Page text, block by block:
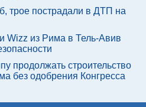
трое пострадали в ДТП на
Wizz из Рима в Тель-Авив
продолжать строительство
без одобрения Конгресса